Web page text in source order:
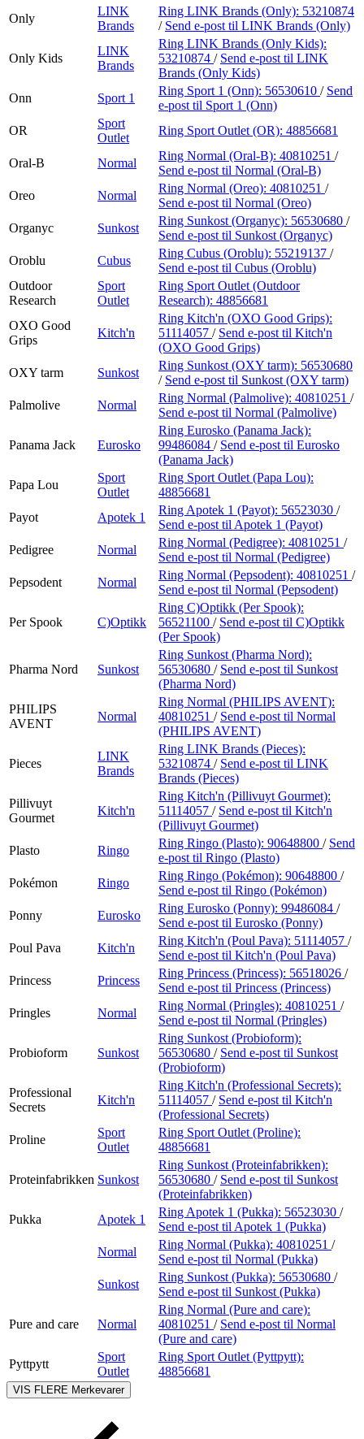
Only
LINK
Brands
Ring LINK Brands (Only): 53210874
/ Send e-post til LINK Brands (Only)
Only Kids
LINK
Brands
Ring LINK Brands (Only Kids):
53210874 / Send e-post til LINK
Brands (Only Kids)
Onn
Sport 1
Ring Sport 1 (Onn): 56530610 / Send
e-post til Sport 1 (Onn)
OR
Sport
Outlet
Ring Sport Outlet (OR): 48856681
Oral-B Normal
Ring Normal (Oral-B): 40810251 /
Send e-post til Normal (Oral-B)
Oreo
Normal
Ring Normal (Oreo): 40810251 /
Send e-post til Normal (Oreo)
Organyc
Sunkost
Ring Sunkost (Organyc): 56530680 /
Send e-post til Sunkost (Organyc)
Oroblu
Cubus
Ring Cubus (Oroblu): 55219137 /
Send e-post til Cubus (Oroblu)
Outdoor
Research
Sport
Outlet
Ring Sport Outlet (Outdoor
Research): 48856681
OXO Good
Grips
Kitch'n
Ring Kitch'n (OXO Good Grips):
51114057 / Send e-post til Kitch'n
(OXO Good Grips)
OXY tarm
Sunkost
Ring Sunkost (OXY tarm): 56530680
/ Send e-post til Sunkost (OXY tarm)
Palmolive
Normal
Ring Normal (Palmolive): 40810251 /
Send e-post til Normal (Palmolive)
Panama Jack Eurosko
Ring Eurosko (Panama Jack):
99486084 / Send e-post til Eurosko
(Panama Jack)
Papa Lou
Sport
Outlet
Ring Sport Outlet (Papa Lou):
48856681
Payot
Apotek 1
Ring Apotek 1 (Payot): 56523030 /
Send e-post til Apotek 1 (Payot)
Pedigree
Normal
Ring Normal (Pedigree): 40810251 /
Send e-post til Normal (Pedigree)
Pepsodent
Normal
Ring Normal (Pepsodent): 40810251 /
Send e-post til Normal (Pepsodent)
Per Spook C)Optikk
Ring C)Optikk (Per Spook):
56521100 / Send e-post til C)Optikk
(Per Spook)
Pharma Nord Sunkost
Ring Sunkost (Pharma Nord):
56530680 / Send e-post til Sunkost
(Pharma Nord)
PHILIPS
AVENT
Normal
Ring Normal (PHILIPS AVENT):
40810251 / Send e-post til Normal
(PHILIPS AVENT)
Pieces
LINK
Brands
Ring LINK Brands (Pieces):
53210874 / Send e-post til LINK
Brands (Pieces)
Pillivuyt
Gourmet
Kitch'n
Ring Kitch'n (Pillivuyt Gourmet):
51114057 / Send e-post til Kitch'n
(Pillivuyt Gourmet)
Plasto
Ringo
Ring Ringo (Plasto): 90648800 / Send
e-post til Ringo (Plasto)
Pokémon
Ringo
Ring Ringo (Pokémon): 90648800 /
Send e-post til Ringo (Pokémon)
Ponny
Eurosko
Ring Eurosko (Ponny): 99486084 /
Send e-post til Eurosko (Ponny)
Poul Pava
Kitch'n
Ring Kitch'n (Poul Pava): 51114057 /
Send e-post til Kitch'n (Poul Pava)
Princess
Princess
Ring Princess (Princess): 56518026 /
Send e-post til Princess (Princess)
Pringles
Normal
Ring Normal (Pringles): 40810251 /
Send e-post til Normal (Pringles)
Probioform Sunkost
Ring Sunkost (Probioform):
56530680 / Send e-post til Sunkost
(Probioform)
Professional
Secrets
Kitch'n
Ring Kitch'n (Professional Secrets):
51114057 / Send e-post til Kitch'n
(Professional Secrets)
Proline
Sport
Outlet
Ring Sport Outlet (Proline):
48856681
Proteinfabrikken Sunkost
Ring Sunkost (Proteinfabrikken):
56530680 / Send e-post til Sunkost
(Proteinfabrikken)
Pukka
Apotek 1
Ring Apotek 1 (Pukka): 56523030 /
Send e-post til Apotek 1 (Pukka)
Normal
Ring Normal (Pukka): 40810251 /
Send e-post til Normal (Pukka)
Sunkost
Ring Sunkost (Pukka): 56530680 /
Send e-post til Sunkost (Pukka)
Pure and care Normal
Ring Normal (Pure and care):
40810251 / Send e-post til Normal
(Pure and care)
Pyttpytt
Sport
Outlet
Ring Sport Outlet (Pyttpytt):
48856681
VIS FLERE Merkevarer